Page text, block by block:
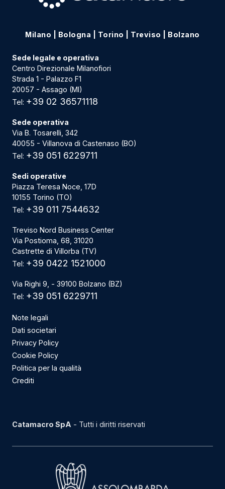
Milano Bologna Torino Treviso Bolzano
Sede legale e operativa
Centro Direzionale Milanofiori
Strada 1 - Palazzo F1
20057 - Assago (MI)
Tel: +39 02 36571118
Sede operativa
Via B. Tosarelli, 342
40055 - Villanova di Castenaso (BO)
Tel: +39 051 6229711
Sedi operative
Piazza Teresa Noce, 17D
10155 Torino (TO)
Tel: +39 011 7544632
Treviso Nord Business Center
Via Postioma, 68, 31020
Castrette di Villorba (TV)
Tel: +39 0422 1521000
Via Righi 9, - 39100 Bolzano (BZ)
Tel: +39 051 6229711
Note legali
Dati societari
Privacy Policy
Cookie Policy
Politica per la qualità
Crediti
Catamacro SpA - Tutti i diritti riservati